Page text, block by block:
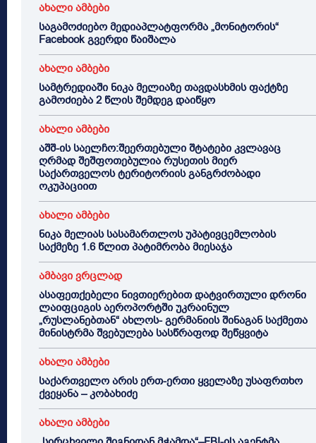
ახალი ამბები
საგამოძიებო მედიაპლატფორმა „მონიტორის“
Facebook გვერდი წაიშალა
ახალი ამბები
სამტრედიაში ნიკა მელიაზე თავდასხმის ფაქტზე
გამოძიება 2 წლის შემდეგ დაიწყო
ახალი ამბები
აშშ-ის საელჩო:შეერთებული შტატები კვლავაც
ღრმად შეშფოთებულია რუსეთის მიერ
საქართველოს ტერიტორიის განგრძობადი
ოკუპაციით
ახალი ამბები
ნიკა მელიას სასამართლოს უპატივცემლობის
საქმეზე 1.6 წლით პატიმრობა მიესაჯა
ამბავი ვრცლად
ასაფეთქებელი ნივთიერებით დატვირთული დრონი
ლაიფციგის აეროპორტში უკრაინულ
„რუსლანებთან“ ახლოს- გერმანიის შინაგან საქმეთა
მინისტრმა შვებულება სასწრაფოდ შეწყვიტა
ახალი ამბები
საქართველო არის ერთ-ერთი ყველაზე უსაფრთხო
ქვეყანა – კობახიძე
ახალი ამბები